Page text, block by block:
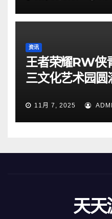
资讯
王者荣耀RW侠
三文化艺术园圆
11月 7, 2025
天天